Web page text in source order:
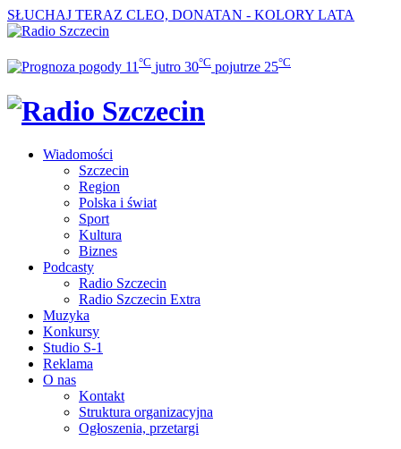
SŁUCHAJ TERAZ CLEO, DONATAN - KOLORY LATA
11 °C jutro 30°C pojutrze 25°C
Wiadomości
Szczecin
Region
Polska i świat
Sport
Kultura
Biznes
Podcasty
Radio Szczecin
Radio Szczecin Extra
Muzyka
Konkursy
Studio S-1
Reklama
O nas
Kontakt
Struktura organizacyjna
Ogłoszenia, przetargi